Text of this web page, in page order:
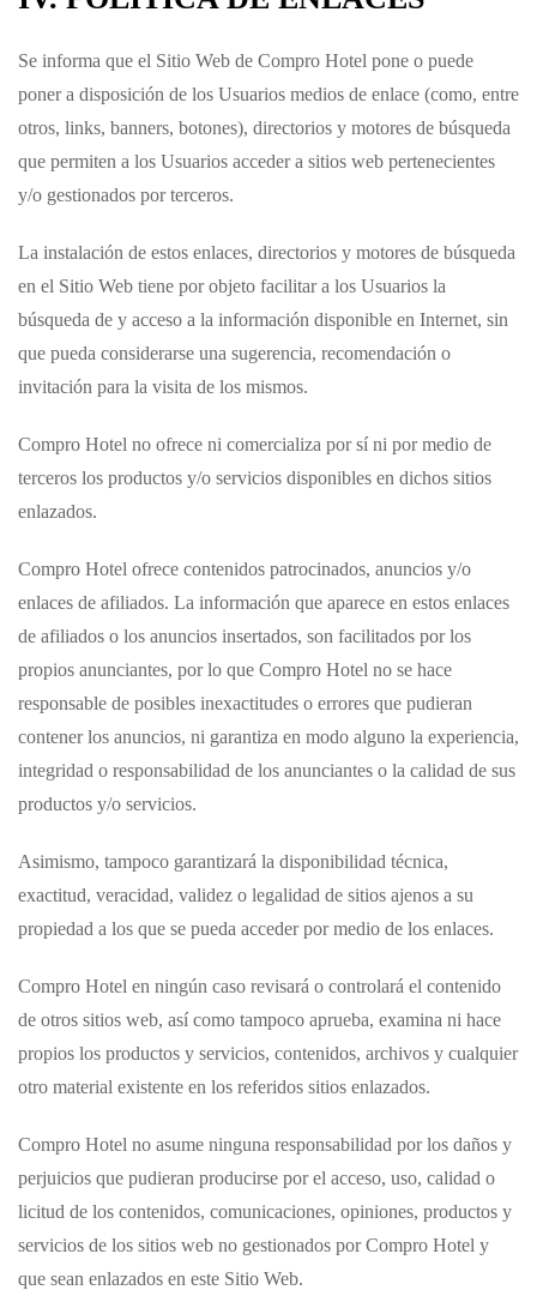
Se informa que el Sitio Web de Compro Hotel pone o puede
poner a disposición de los Usuarios medios de enlace (como, entre
otros, links, banners, botones), directorios y motores de búsqueda
que permiten a los Usuarios acceder a sitios web pertenecientes
y/o gestionados por terceros.
La instalación de estos enlaces, directorios y motores de búsqueda
en el Sitio Web tiene por objeto facilitar a los Usuarios la
búsqueda de y acceso a la información disponible en Internet, sin
que pueda considerarse una sugerencia, recomendación o
invitación para la visita de los mismos.
Compro Hotel no ofrece ni comercializa por sí ni por medio de
terceros los productos y/o servicios disponibles en dichos sitios
enlazados.
Compro Hotel ofrece contenidos patrocinados, anuncios y/o
enlaces de afiliados. La información que aparece en estos enlaces
de afiliados o los anuncios insertados, son facilitados por los
propios anunciantes, por lo que Compro Hotel no se hace
responsable de posibles inexactitudes o errores que pudieran
contener los anuncios, ni garantiza en modo alguno la experiencia,
integridad o responsabilidad de los anunciantes o la calidad de sus
productos y/o servicios.
Asimismo, tampoco garantizará la disponibilidad técnica,
exactitud, veracidad, validez o legalidad de sitios ajenos a su
propiedad a los que se pueda acceder por medio de los enlaces.
Compro Hotel en ningún caso revisará o controlará el contenido
de otros sitios web, así como tampoco aprueba, examina ni hace
propios los productos y servicios, contenidos, archivos y cualquier
otro material existente en los referidos sitios enlazados.
Compro Hotel no asume ninguna responsabilidad por los daños y
perjuicios que pudieran producirse por el acceso, uso, calidad o
licitud de los contenidos, comunicaciones, opiniones, productos y
servicios de los sitios web no gestionados porCompro Hotel y
que sean enlazados en este Sitio Web.